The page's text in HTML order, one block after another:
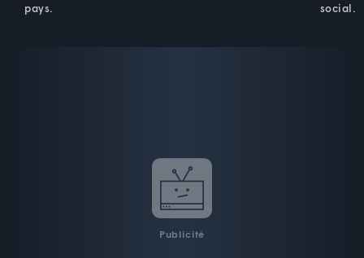
pays.
social.
Publicité